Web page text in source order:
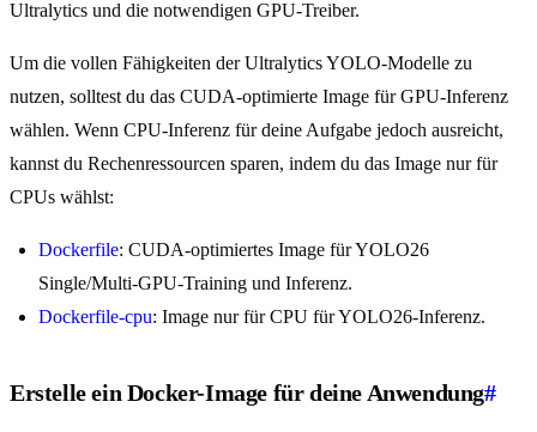
Ultralytics und die notwendigen GPU-Treiber.
Um die vollen Fähigkeiten der Ultralytics YOLO-Modelle zu
nutzen, solltest du das CUDA-optimierte Image für GPU-Inferenz
wählen. Wenn CPU-Inferenz für deine Aufgabe jedoch ausreicht,
kannst du Rechenressourcen sparen, indem du das Image nur für
CPUs wählst:
Dockerfile: CUDA-optimiertes Image für YOLO26
Single/Multi-GPU-Training und Inferenz.
Dockerfile-cpu: Image nur für CPU für YOLO26-Inferenz.
Erstelle ein Docker-Image für deine Anwendung#